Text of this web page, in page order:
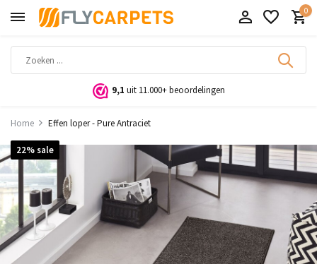
0
9,1 uit 11.000+ beoordelingen
Home Effen loper - Pure Antraciet
22% sale